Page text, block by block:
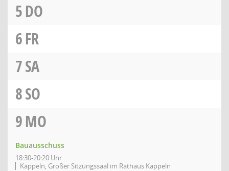
5DO
6FR
7SA
8SO
9MO
Bauausschuss
18:30-20:20 Uhr
Kappeln, Großer Sitzungssaal im Rathaus Kappeln